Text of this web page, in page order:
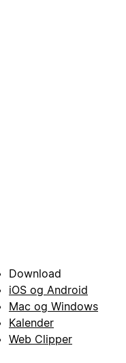
Download
iOS og Android
Mac og Windows
Kalender
Web Clipper